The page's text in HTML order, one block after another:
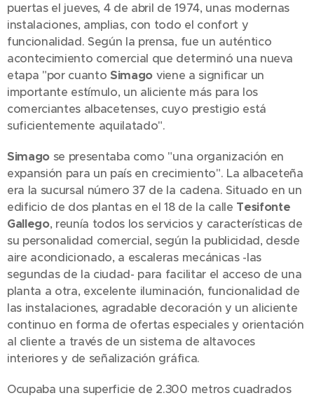
puertas el jueves, 4 de abril de 1974, unas modernas
instalaciones, amplias, con todo el confort y
funcionalidad. Según la prensa, fue un auténtico
acontecimiento comercial que determinó una nueva
etapa "por cuanto Simago viene a significar un
importante estímulo, un aliciente más para los
comerciantes albacetenses, cuyo prestigio está
suficientemente aquilatado".
Simago se presentaba como "una organización en
expansión para un país en crecimiento". La albaceteña
era la sucursal número 37 de la cadena. Situado en un
edificio de dos plantas en el 18 de la calle Tesifonte
Gallego, reunía todos los servicios y características de
su personalidad comercial, según la publicidad, desde
aire acondicionado, a escaleras mecánicas -las
segundas de la ciudad- para facilitar el acceso de una
planta a otra, excelente iluminación, funcionalidad de
las instalaciones, agradable decoración y un aliciente
continuo en forma de ofertas especiales y orientación
al cliente a través de un sistema de altavoces
interiores y de señalización gráfica.
Ocupaba una superficie de 2.300 metros cuadrados